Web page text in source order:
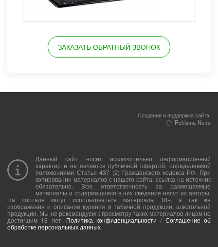
ЗАКАЗАТЬ ОБРАТНЫЙ ЗВОНОК
Создание и поддержка сайта:
Reklama-No.ru
Данный сайт носит исключительно информационный
характер и не является публичной офертой, определяемой
положениями Статьи 437 (2) Гражданского кодекса РФ. При
копировании материалов с нашего сайта, ссылка на источник
обязательна. Всю ответственность за размещаемые
материалы и содержащиеся в них сведения несут их авторы.
На портале могут использоваться материалы 18+, а так же
изображения и описание курения и табачной продукции, алкогольной
продукции. Мы не рекомендуем к просмотру таких материалов лицам не
достигшим 18 лет. Политика конфиденциальности / Соглашение об
обработке персональных данных.